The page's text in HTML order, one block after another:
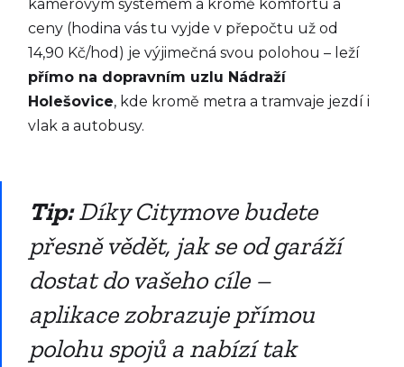
kamerovým systémem a kromě komfortu a
ceny (hodina vás tu vyjde v přepočtu už od
14,90 Kč/hod) je výjimečná svou polohou – leží
přímo na dopravním uzlu Nádraží
Holešovice, kde kromě metra a tramvaje jezdí i
vlak a autobusy.
Tip:Díky Citymove budete
přesně vědět, jak se od garáží
dostat do vašeho cíle –
aplikace zobrazuje přímou
polohu spojů a nabízí tak